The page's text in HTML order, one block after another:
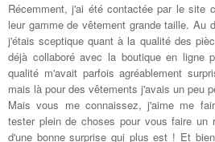
Récemment, j'ai été contactée par le site
leur gamme de vêtement grande taille. Au
j'étais sceptique quant à la qualité des
déjà collaboré avec la boutique en ligne
qualité m'avait parfois agréablement
mais là pour des vêtements j'avais un peu
Mais vous me connaissez, j'aime me
tester plein de choses pour vous faire un
d'une bonne surprise qui plus est ! Et